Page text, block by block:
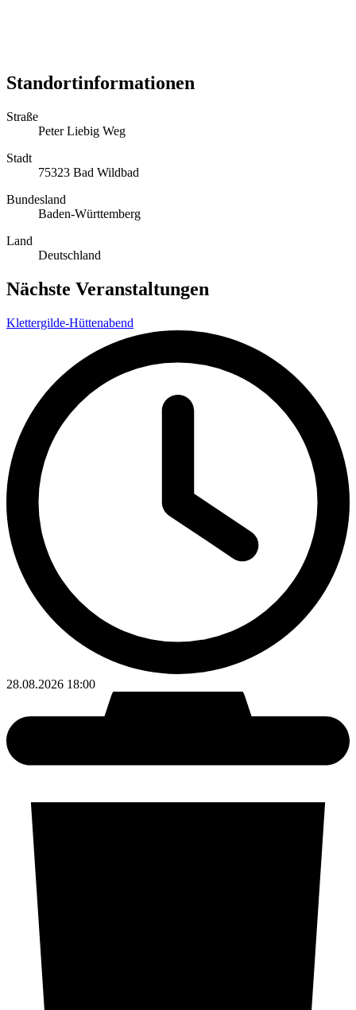
Standortinformationen
Straße
Peter Liebig Weg
Stadt
75323 Bad Wildbad
Bundesland
Baden-Württemberg
Land
Deutschland
Nächste Veranstaltungen
Klettergilde-Hüttenabend
28.08.2026 18:00